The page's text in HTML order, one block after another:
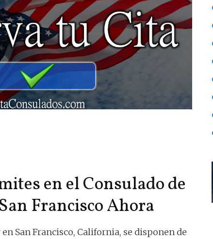
en el Consulado de
Francisco Ahora
San Francisco, California, se disponen de